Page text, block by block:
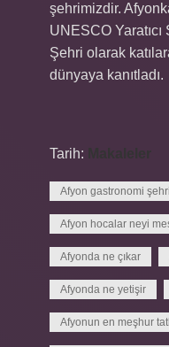
şehrimizdir.
UNESCO Yaratıcı
Şehri olarak
dünyaya kanıtladı.
Tarih:
Afyon gastronomi
Afyon hocalar neyi
Afyonda ne çıkar
Afyonda ne yetişir
Afyonun en meşhur